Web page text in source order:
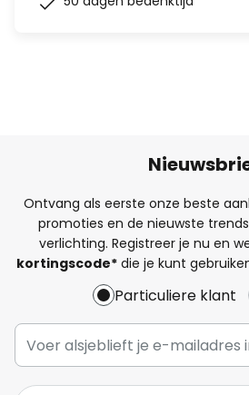
Ontvang als eerste onze beste
promoties en de nieuwste
verlichting. Registreer je nu en
kortingscode*die je kunt
Particuliere klant